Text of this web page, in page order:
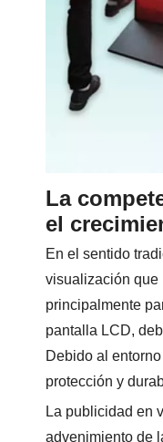
La
el
En el sentido
visualización que
principalmente
pantalla LCD,
Debido al
protección y
La publicidad en
advenimiento de